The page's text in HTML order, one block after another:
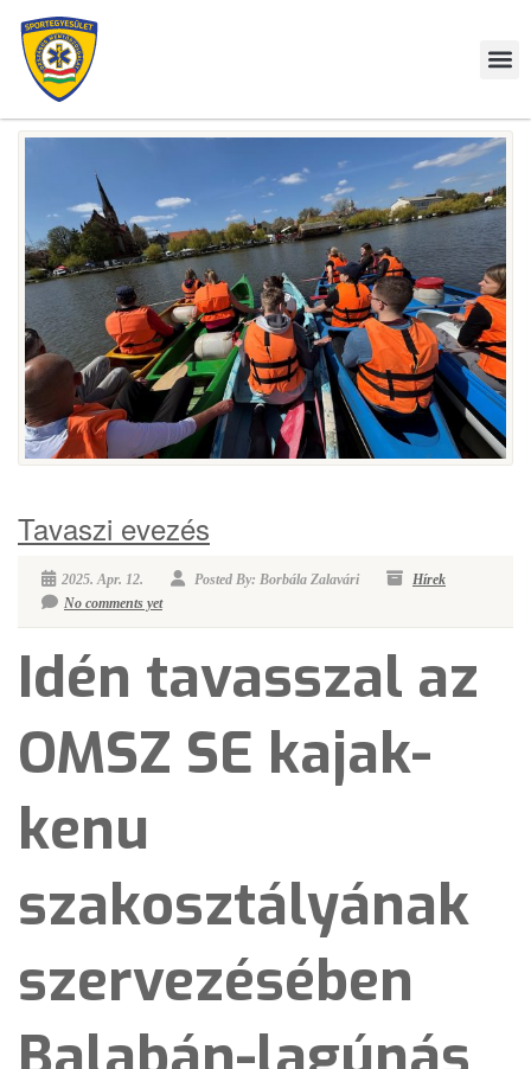
Tavaszi evezés
2025. Apr. 12. Posted By: Borbála Zalavári
Hírek
No comments yet
Idén tavasszal az
OMSZ SE kajak-
kenu
szakosztályának
szervezésében